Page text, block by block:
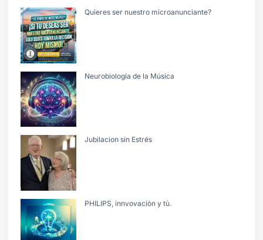
Quieres ser nuestro microanunciante?
Neurobiología de la Música
Jubilacion sin Estrés
PHILIPS, innvovaciòn y tù.